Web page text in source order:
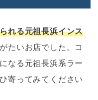
れる元祖長浜インス
たいお店でした。コ
なる元祖長浜系ラー
寄ってみてください